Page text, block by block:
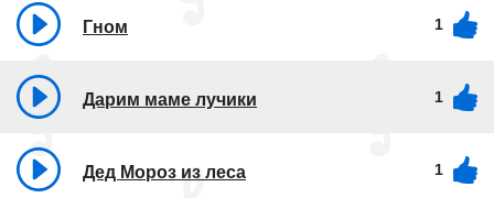
Гном 1
Дарим маме лучики 1
Дед Мороз из леса 1